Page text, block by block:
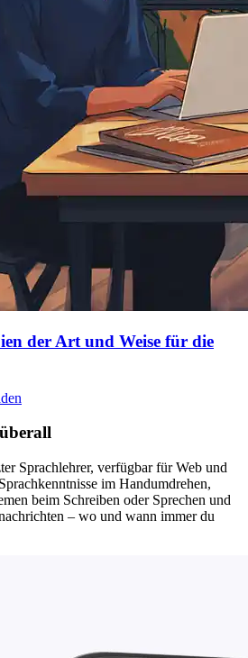
der Art und Weise für die
Sprachlehrer, verfügbar für Web und
im Handumdrehen,
beim Schreiben oder Sprechen und
– wo und wann immer du